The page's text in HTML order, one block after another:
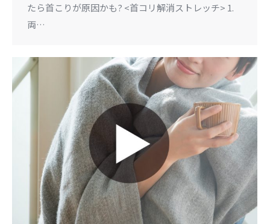
たら首こりが原因かも? <首コリ解消ストレッチ> 1.
両…